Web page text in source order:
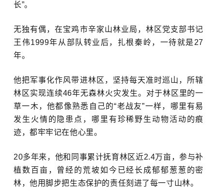
长”。
无独有偶，在宝鸡市辛家山林业局，林区党支部书记
王伟1999年从部队转业后，扎根秦岭，一待就是27
年。
他把军事化作风带进林区，坚持每天准时巡山，所辖
林区实现连续46年无森林火灾发生。对于林区里的一
草一木，他都像熟悉自己的“老战友”一样，哪里有易
发生火情的隐患点，哪里有珍稀野生动物活动的痕
迹，都牢牢记在他心里。
20多年来，他和同事累计抚育林区近2.4万亩，参与补
植数百亩，曾经的荒坡如今已经长成郁郁葱葱的密
林，他用脚步把生态保护的责任刻进了每一寸山林。